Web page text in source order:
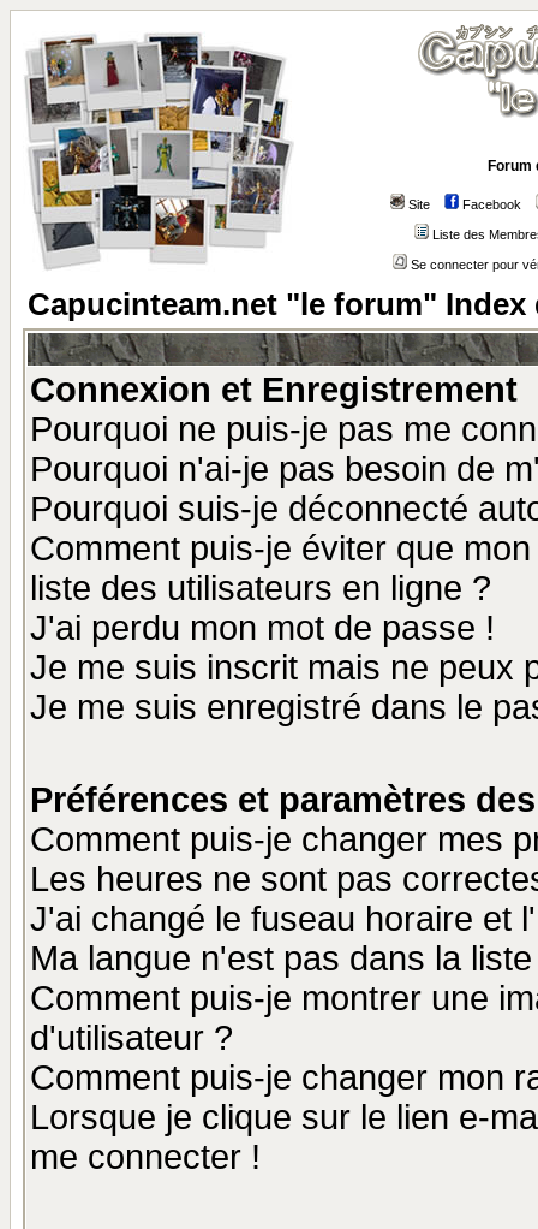
Forum
Site Facebook
Liste des
Se connecter pour
Capucinteam.net "le forum" Index
Connexion et Enregistrement
Pourquoi ne puis-je pas me
Pourquoi n'ai-je pas besoin de
Pourquoi suis-je déconnecté
Comment puis-je éviter que
liste des utilisateurs en ligne ?
J'ai perdu mon mot de passe !
Je me suis inscrit mais ne peux
Je me suis enregistré dans le
Préférences et paramètres
Comment puis-je changer mes
Les heures ne sont pas
J'ai changé le fuseau horaire et
Ma langue n'est pas dans la
Comment puis-je montrer une
d'utilisateur ?
Comment puis-je changer mon
Lorsque je clique sur le lien e-
me connecter !